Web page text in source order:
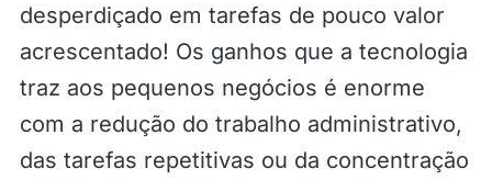
desperdiçado em tarefas de pouco valor
acrescentado! Os ganhos que a tecnologia
traz aos pequenos negócios é enorme
com a redução do trabalho administrativo,
das tarefas repetitivas ou da concentração